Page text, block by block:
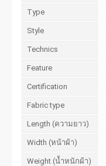
Type
Style
Technics
Feature
Certification
Fabric type
Length (ความยาว)
Width (หน้าผ้า)
Weight (น้ำหนักผ้า)